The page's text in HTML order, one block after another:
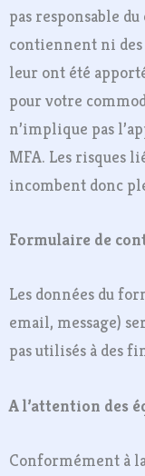
pas responsable
contiennent ni des
leur ont été
pour votre
n’implique pas
MFA. Les risques
incombent donc
Formulaire de
Les données du
email, message)
pas utilisés à des
A l’attention des
Conformément à